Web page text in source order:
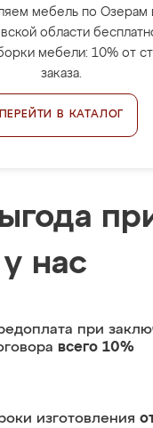
мебель по Озерам
области
мебели: 10% от
заказа.
ПЕРЕЙТИ В КАТАЛОГ
нас
при
всего 10%
изготовления